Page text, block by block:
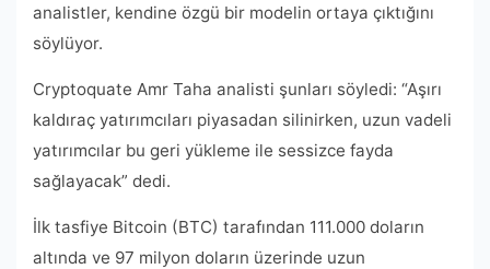
analistler, kendine özgü bir modelin ortaya çıktığını
söylüyor.
Cryptoquate Amr Taha analisti şunları söyledi: “Aşırı
kaldıraç yatırımcıları piyasadan silinirken, uzun vadeli
yatırımcılar bu geri yükleme ile sessizce fayda
sağlayacak” dedi.
İlk tasfiye Bitcoin (BTC) tarafından 111.000 doların
altında ve 97 milyon doların üzerinde uzun